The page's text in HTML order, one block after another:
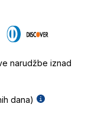
narudžbe iznad
dana)